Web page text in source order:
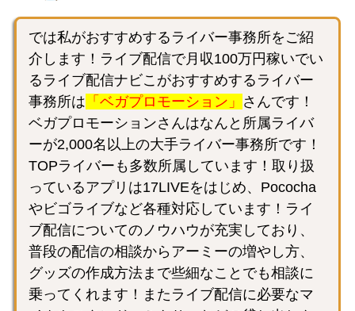
では私がおすすめするライバー事務所をご紹
介します！ライブ配信で月収100万円稼いでい
るライブ配信ナビこがおすすめするライバー
事務所は 「ベガプロモーション」 さんです！
ベガプロモーションさんはなんと所属ライバ
ーが2,000名以上の大手ライバー事務所です！
TOPライバーも多数所属しています！取り扱
っているアプリは17LIVEをはじめ、Pococha
やビゴライブなど各種対応しています！ライ
ブ配信についてのノウハウが充実しており、
普段の配信の相談からアーミーの増やし方、
グッズの作成方法まで些細なことでも相談に
乗ってくれます！またライブ配信に必要なマ